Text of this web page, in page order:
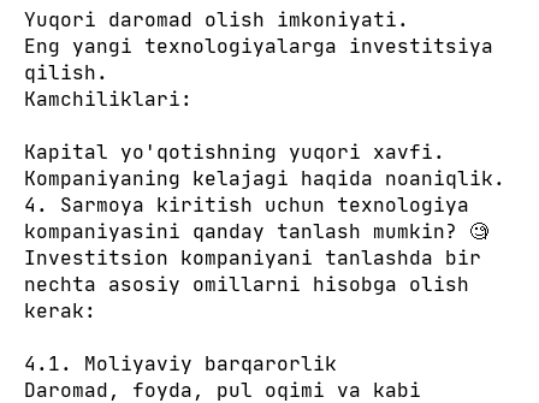
Yuqori daromad olish imkoniyati.
Eng yangi texnologiyalarga investitsiya
qilish.
Kamchiliklari:
Kapital yo'qotishning yuqori xavfi.
Kompaniyaning kelajagi haqida noaniqlik.
4. Sarmoya kiritish uchun texnologiya
kompaniyasini qanday tanlash mumkin? 🧐
Investitsion kompaniyani tanlashda bir
nechta asosiy omillarni hisobga olish
kerak:
4.1. Moliyaviy barqarorlik
Daromad, foyda, pul oqimi va kabi